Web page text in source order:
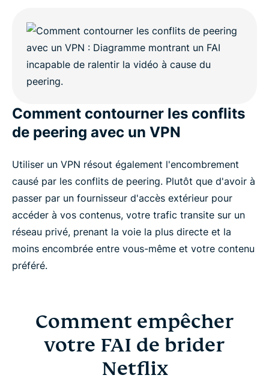
Comment contourner les conflits
de peering avec un VPN
Utiliser un VPN résout également l'encombrement
causé par les conflits de peering. Plutôt que d'avoir à
passer par un fournisseur d'accès extérieur pour
accéder à vos contenus, votre trafic transite sur un
réseau privé, prenant la voie la plus directe et la
moins encombrée entre vous-même et votre contenu
préféré.
Comment empêcher
votre FAI de brider
Netflix